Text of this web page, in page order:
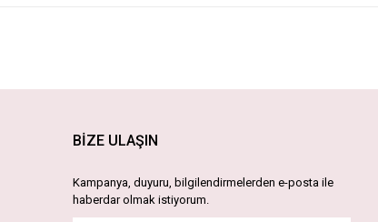
BİZE ULAŞIN
Kampanya, duyuru, bilgilendirmelerden e-posta ile
haberdar olmak istiyorum.